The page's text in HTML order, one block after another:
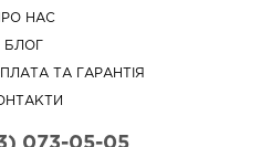
НАС
БЛОГ
ТА ГАРАНТІЯ